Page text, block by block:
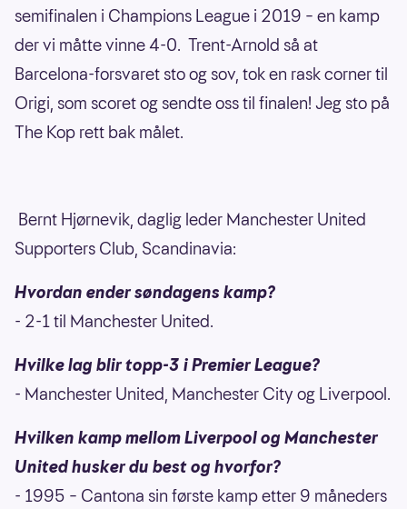
semifinalen i Champions League i 2019 – en kamp
der vi måtte vinne 4-0. Trent-Arnold så at
Barcelona-forsvaret sto og sov, tok en rask corner til
Origi, som scoret og sendte oss til finalen! Jeg sto på
The Kop rett bak målet.
Bernt Hjørnevik, daglig leder Manchester United
Supporters Club, Scandinavia:
Hvordan ender søndagens kamp?
- 2-1 til Manchester United.
Hvilke lag blir topp-3 i Premier League?
- Manchester United, Manchester City og Liverpool.
Hvilken kamp mellom Liverpool og Manchester
United husker du best og hvorfor?
- 1995 – Cantona sin første kamp etter 9 måneders